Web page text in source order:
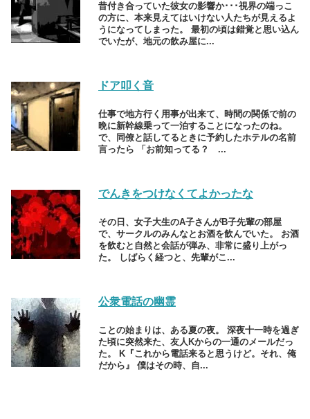
昔付き合っていた彼女の影響か･･･視界の端っこ
の方に、本来見えてはいけない人たちが見えるよ
うになってしまった。 最初の頃は錯覚と思い込ん
でいたが、地元の飲み屋に...
ドア叩く音
仕事で地方行く用事が出来て、時間の関係で前の
晩に新幹線乗って一泊することになったのね。
で、同僚と話してるときに予約したホテルの名前
言ったら 「お前知ってる？ ...
でんきをつけなくてよかったな
その日、女子大生のA子さんがB子先輩の部屋
で、サークルのみんなとお酒を飲んでいた。 お酒
を飲むと自然と会話が弾み、非常に盛り上がっ
た。 しばらく経つと、先輩がこ...
公衆電話の幽霊
ことの始まりは、ある夏の夜。 深夜十一時を過ぎ
た頃に突然来た、友人Kからの一通のメールだっ
た。 K『これから電話来ると思うけど。それ、俺
だから』 僕はその時、自...